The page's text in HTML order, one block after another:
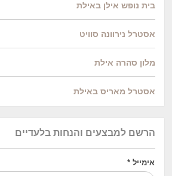
הרשם למבצעים והנחות בלעדיים
אימייל*
בית נופש אילן באילת
אסטרל נירוונה סוויט
מלון סהרה אילת
אסטרל מאריס באילת